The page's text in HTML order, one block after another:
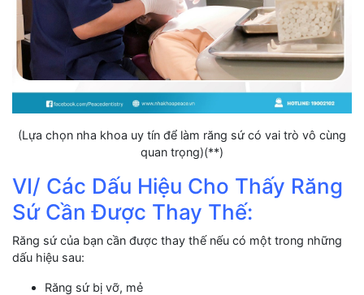
(Lựa chọn nha khoa uy tín để làm răng sứ có vai trò vô cùng
quan trọng)(**)
VI/ Các Dấu Hiệu Cho Thấy Răng
Sứ Cần Được Thay Thế:
Răng sứ của bạn cần được thay thế nếu có một trong những
dấu hiệu sau:
Răng sứ bị vỡ, mẻ